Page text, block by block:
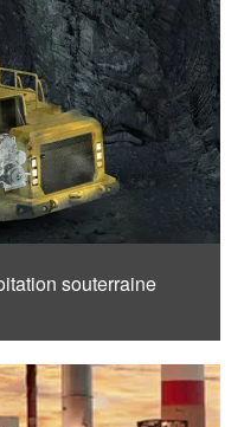
souterraine